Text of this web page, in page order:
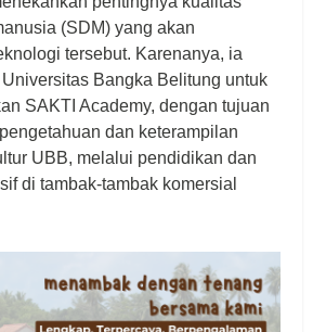
(SDM) yang akan
tersebut. Karenanya, ia
Bangka Belitung untuk
SAKTI Academy, dengan tujuan
dan keterampilan
UBB, melalui pendidikan dan
di tambak-tambak komersial